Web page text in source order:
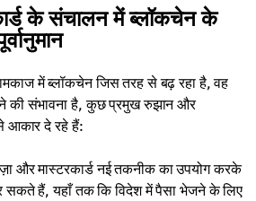
के संचालन में ब्लॉकचेन के
में ब्लॉकचेन जिस तरह से बढ़ रहा है, वह
की संभावना है, कुछ प्रमुख रुझान और
आकार दे रहे हैं:
और मास्टरकार्ड नई तकनीक का उपयोग करके
सकते हैं, यहाँ तक कि विदेश में पैसा भेजने के लिए